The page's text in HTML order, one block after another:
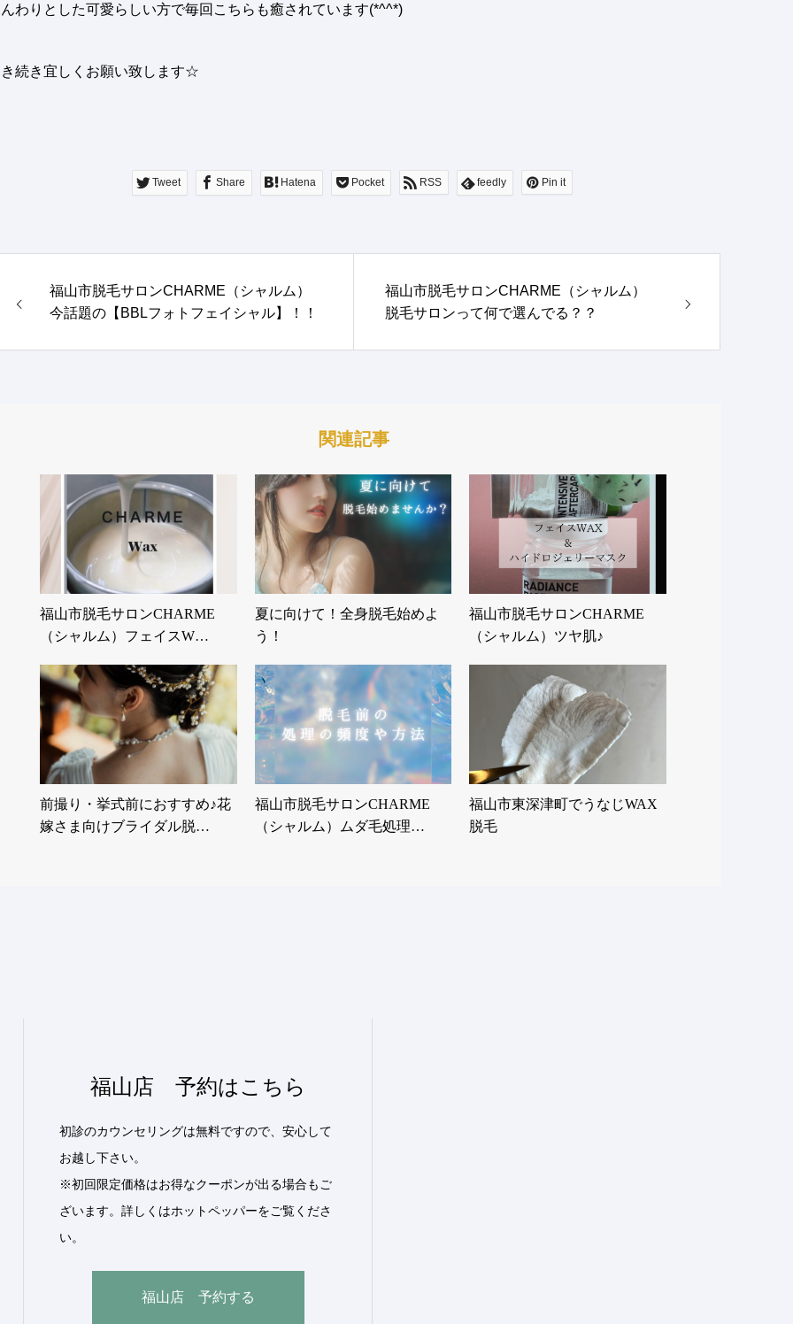
わりとした可愛らしい方で毎回こちらも癒されています(*^^*)
続き宜しくお願い致します☆
Tweet Share Hatena Pocket RSS feedly Pin it
福山市脱毛サロンCHARME（シャルム）
今話題の【BBLフォトフェイシャル】！！
福山市脱毛サロンCHARME（シャルム）
脱毛サロンって何で選んでる？？
関連記事
福山市脱毛サロンCHARME
（シャルム）フェイスW…
夏に向けて！全身脱毛始めよ
う！
福山市脱毛サロンCHARME
（シャルム）ツヤ肌♪
前撮り・挙式前におすすめ♪花
嫁さま向けブライダル脱…
福山市脱毛サロンCHARME
（シャルム）ムダ毛処理…
福山市東深津町でうなじWAX
脱毛
福山店 予約はこちら
初診のカウンセリングは無料ですので、安心して
お越し下さい。
※初回限定価格はお得なクーポンが出る場合もご
ざいます。詳しくはホットペッパーをご覧くださ
い。
福山店 予約する